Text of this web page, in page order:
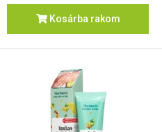
Kosárba rakom